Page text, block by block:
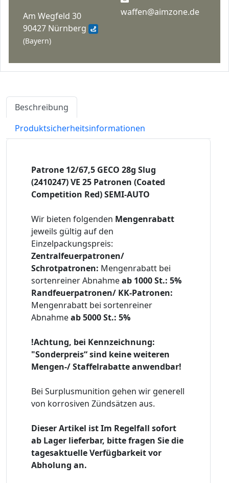
Am Wegfeld 30
90427 Nürnberg
(Bayern)
waffen@aimzone.de
Beschreibung
Produktsicherheitsinformationen
Patrone 12/67,5 GECO 28g Slug
(2410247) VE 25 Patronen (Coated
Competition Red) SEMI-AUTO
Wir bieten folgenden Mengenrabatt
jeweils gültig auf den
Einzelpackungspreis:
Zentralfeuerpatronen/
Schrotpatronen: Mengenrabatt bei
sortenreiner Abnahmeab 1000 St.: 5%
Randfeuerpatronen/ KK-Patronen:
Mengenrabatt bei sortenreiner
Abnahmeab 5000 St.: 5%
!Achtung, bei Kennzeichnung:
"Sonderpreis“ sind keine weiteren
Mengen-/ Staffelrabatte anwendbar!
Bei Surplusmunition gehen wir generell
von korrosiven Zündsätzen aus.
Dieser Artikel ist Im Regelfall sofort
ab Lager lieferbar, bitte fragen Sie die
tagesaktuelle Verfügbarkeit vor
Abholung an.